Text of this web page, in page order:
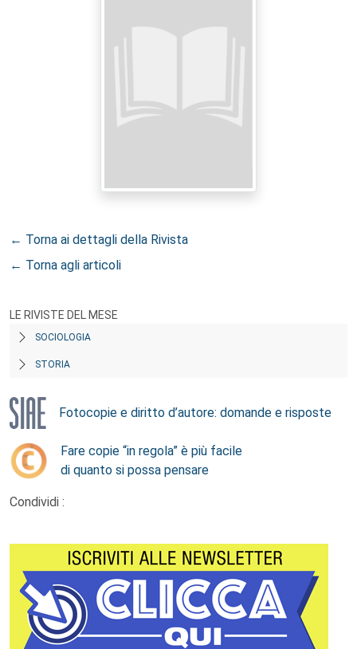
← Torna ai dettagli della Rivista
← Torna agli articoli
LE RIVISTE DEL MESE
SOCIOLOGIA
STORIA
Fotocopie e diritto d’autore: domande e risposte
Fare copie “in regola” è più facile
di quanto si possa pensare
Condividi :